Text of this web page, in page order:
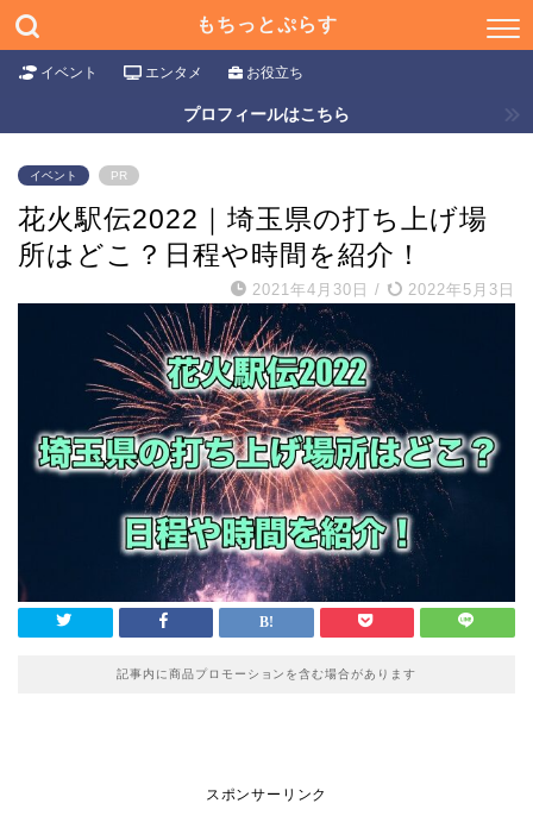
もちっとぷらす
イベント エンタメ お役立ち
プロフィールはこちら
イベント PR
花火駅伝2022｜埼玉県の打ち上げ場
所はどこ？日程や時間を紹介！
2021年4月30日 / 2022年5月3日
記事内に商品プロモーションを含む場合があります
スポンサーリンク